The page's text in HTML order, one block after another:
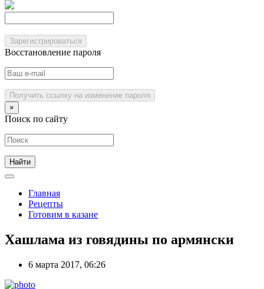
Зарегистрироваться
Восстановление пароля
Получить ссылку на изменение пароля
×
Поиск по сайту
Главная
Рецепты
Готовим в казане
Хашлама из говядины по армянски
6 марта 2017, 06:26